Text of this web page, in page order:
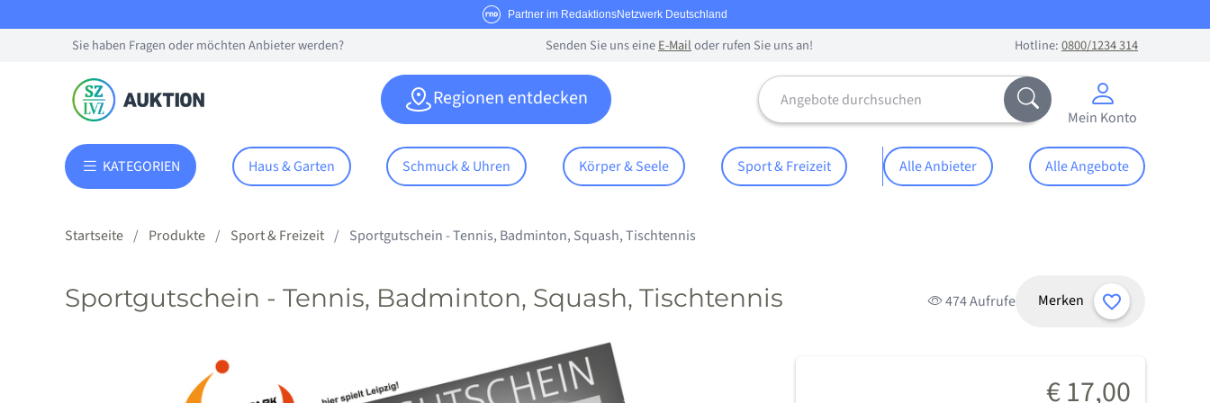
Partner im RedaktionsNetzwerk Deutschland
Sie haben Fragen oder möchten Anbieter werden? Senden Sie uns eineE-Mailoder rufen Sie uns an! Hotline:0800/1234 314
Regionen entdecken
Angebote durchsuchen
Abschicken
Mein Konto
KATEGORIEN Haus & Garten Schmuck & Uhren Körper & Seele Sport & Freizeit Alle Anbieter Alle Angebote
Startseite Produkte Sport & Freizeit Sportgutschein - Tennis, Badminton, Squash, Tischtennis
Sportgutschein - Tennis, Badminton, Squash, Tischtennis 474 Aufrufe Merken
€ 17,00